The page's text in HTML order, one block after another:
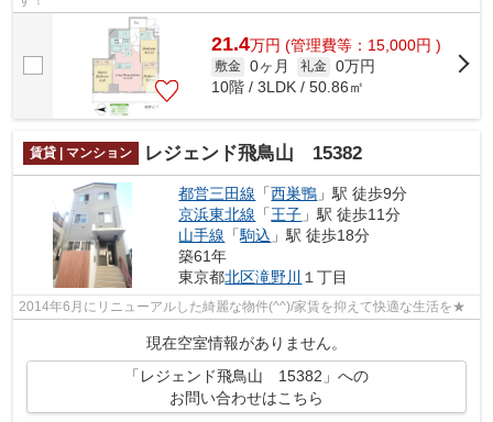
21.4万円 (管理費等：15,000円 )
敷金 0ヶ月 礼金 0万円
10階 / 3LDK / 50.86㎡
賃貸 | マンション レジェンド飛鳥山 15382
都営三田線 「西巣鴨 」駅 徒歩9分
京浜東北線 「王子 」駅 徒歩11分
山手線 「駒込 」駅 徒歩18分
築61年
東京都北区滝野川 １丁目
2014年6月にリニューアルした綺麗な物件(^^)/家賃を抑えて快適な生活を★
現在空室情報がありません。
「レジェンド飛鳥山 15382」への
お問い合わせはこちら